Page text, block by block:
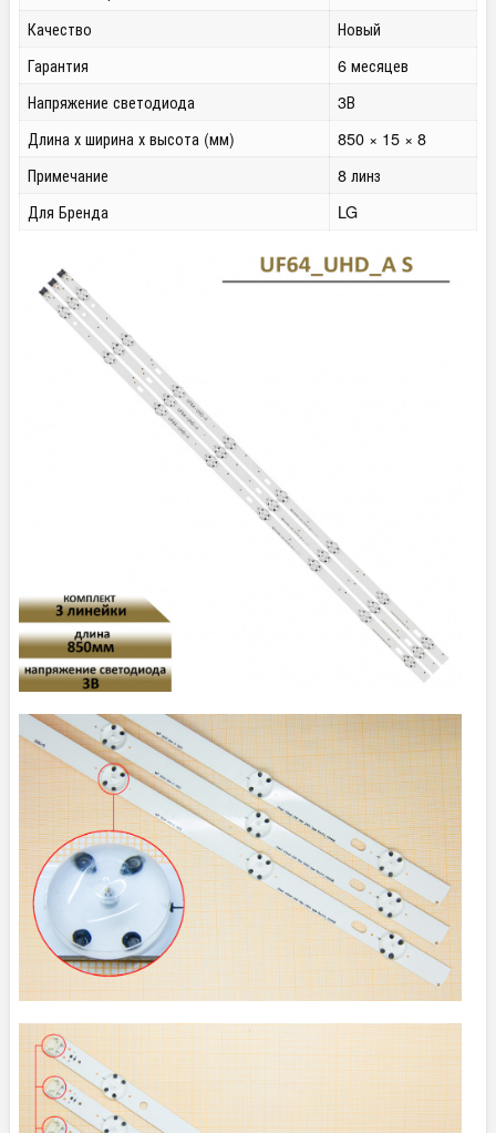
Качество
Новый
Гарантия
6 месяцев
Напряжение светодиода
3В
Длина х ширина х высота (мм)
850 × 15 × 8
Примечание
8 линз
Для Бренда
LG